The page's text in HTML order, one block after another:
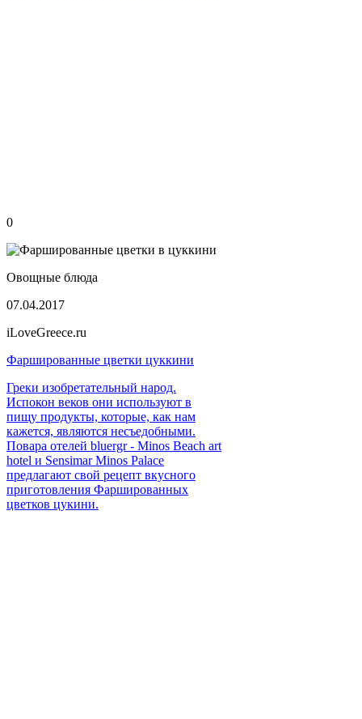
0
Овощные блюда
07.04.2017
iLoveGreece.ru
Фаршированные цветки цуккини
Греки изобретательный народ.
Испокон веков они используют в
пищу продукты, которые, как нам
кажется, являются несъедобными.
Повара отелей bluergr - Minos Beach art
hotel и Sensimar Minos Palace
предлагают свой рецепт вкусного
приготовления Фаршированных
цветков цукини.